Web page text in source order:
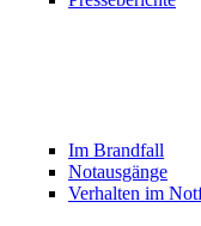
Im Brandfall
Notausgänge
Verhalten im